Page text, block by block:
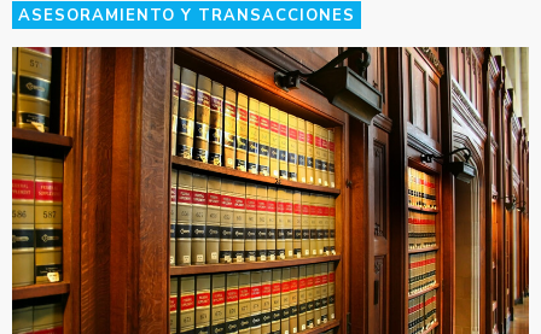
ASESORAMIENTO Y TRANSACCIONES